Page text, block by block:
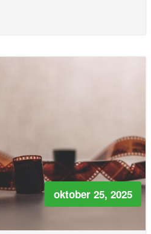
oktober 25, 2025